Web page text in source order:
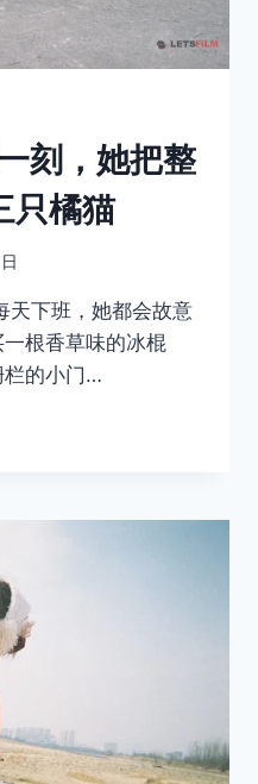
刻，她把整
只橘猫
天下班，她都会故意
根香草味的冰棍
栏的小门…